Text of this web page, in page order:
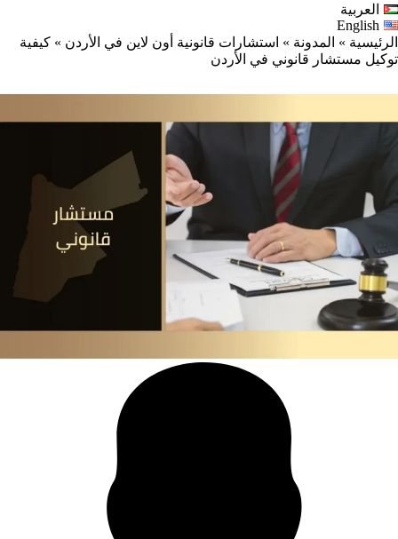
العربية
English
الرئيسية » المدونة » استشارات قانونية أون لاين في الأردن » كيفية
توكيل مستشار قانوني في الأردن